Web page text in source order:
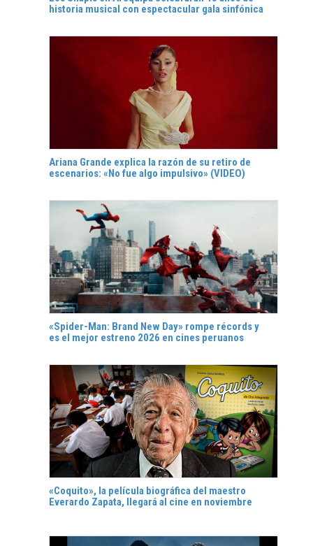
historia musical con espectacular gala sinfónica
Ariana Grande explica la razón de su retiro de
escenarios: «No fue algo impulsivo» (VIDEO)
«Spider-Man: Brand New Day» rompe récords y
es el mejor estreno 2026 en cines peruanos
«Coquito», la película biográfica del maestro
Everardo Zapata, llegará al cine en noviembre